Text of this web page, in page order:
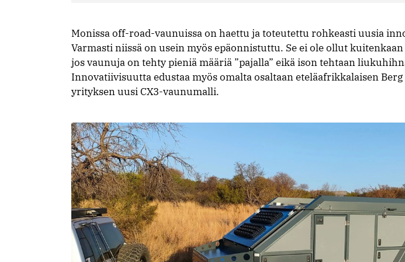
Monissa off-road-vaunuissa on haettu ja toteutettu rohkeasti uusia
Varmasti niissä on usein myös epäonnistuttu. Se ei ole ollut
jos vaunuja on tehty pieniä määriä ”pajalla” eikä ison tehtaan
Innovatiivisuutta edustaa myös omalta osaltaan eteläafrikkalaisen Berg
yrityksen uusi CX3-vaunumalli.